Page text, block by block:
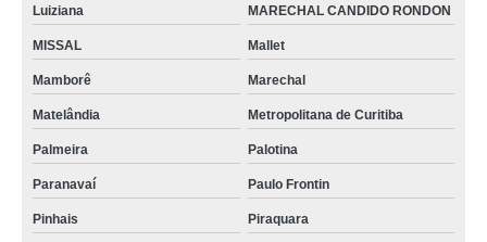
Luiziana MARECHAL CANDIDO RONDON
MISSAL Mallet
Mamborê Marechal
Matelândia Metropolitana de Curitiba
Palmeira Palotina
Paranavaí Paulo Frontin
Pinhais Piraquara